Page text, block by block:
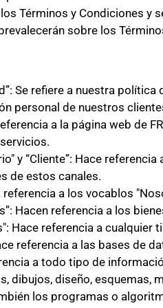
Términos y Condiciones y
sobre los
Se refiere a nuestra
personal de nuestros
a la página web de
y “Cliente”: Hace
de estos canales.
a los vocablos
Hacen referencia a los
Hace referencia a
referencia a las bases de
a todo tipo de
dibujos, diseño,
los programas o